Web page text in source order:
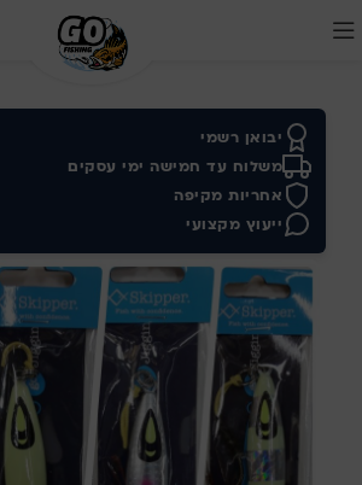
יבואן רשמי
משלוח עד חמישה ימי עסקים
אחריות מקיפה
ייעוץ מקצועי